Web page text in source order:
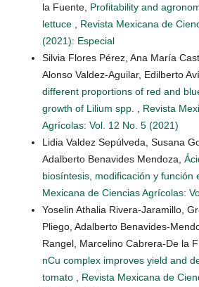
la Fuente, Profitability and
lettuce
Revista Mexicana de
(2021): Especial
Silvia Flores Pérez, Ana María
Alonso Valdez-Aguilar, Edilberto
different proportions of red and
growth of Lilium spp.
Revista
Agrícolas: Vol. 12 No. 5 (2021)
Lidia Valdez Sepúlveda, Susana
Adalberto Benavides Mendoza,
biosíntesis, modificación y función
Mexicana de Ciencias Agrícolas:
Yoselin Athalia Rivera-Jaramillo,
Pliego, Adalberto Benavides-
Rangel, Marcelino Cabrera-De la
nCu complex improves yield and
tomato
Revista Mexicana de